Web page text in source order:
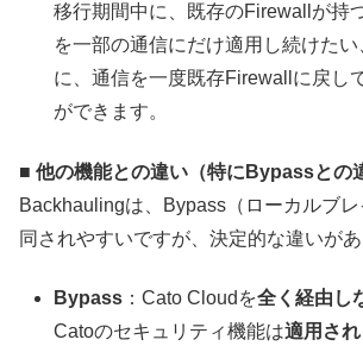
移行期間中に、既存のFirewallが持
を一部の通信にだけ適用し続けた
に、通信を一度既存Firewallに戻し
ができます。
■ 他の機能との違い（特にBypassとの
Backhaulingは、Bypass（ローカルブ
同されやすいですが、決定的な違いがあ
Bypass ：Cato Cloudを全く経由し
Catoのセキュリティ機能は適用さ